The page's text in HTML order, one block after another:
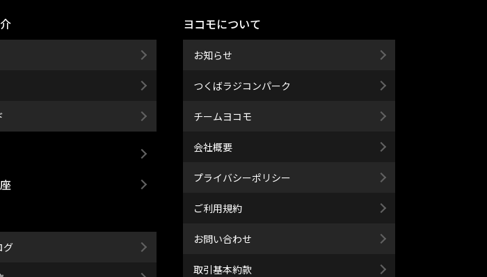
グ
ヨコモについて
お知らせ
つくばラジコンパーク
チームヨコモ
会社概要
プライバシーポリシー
ご利用規約
お問い合わせ
取引基本約款